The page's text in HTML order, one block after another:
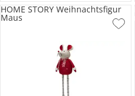
HOME STORY Weihnachtsfigur
Maus